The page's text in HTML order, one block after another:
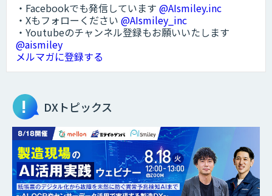
・Facebookでも発信しています @AIsmiley.inc
・Xもフォローください @AIsmiley_inc
・Youtubeのチャンネル登録もお願いいたします
@aismiley
メルマガに登録する
DXトピックス